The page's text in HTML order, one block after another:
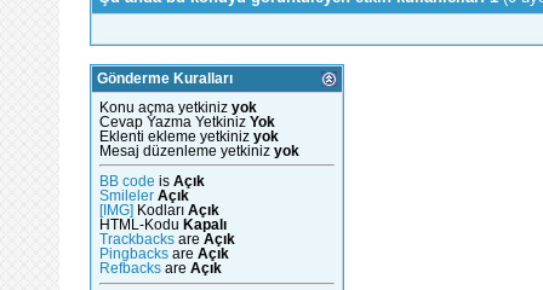
Gönderme Kuralları
Konu açma yetkiniz yok
Cevap Yazma Yetkiniz Yok
Eklenti ekleme yetkiniz yok
Mesaj düzenleme yetkiniz yok
BB code is Açık
Smileler Açık
[IMG]
Kodları Açık
HTML-Kodu Kapalı
Trackbacks are Açık
Pingbacks are Açık
Refbacks are Açık